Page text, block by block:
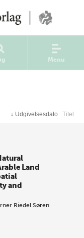
Menu
↓ Udgivelsesdato Titel
Land
and
Riedel Søren